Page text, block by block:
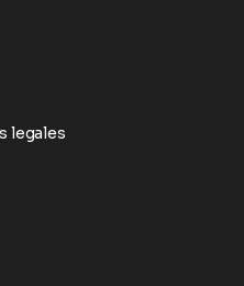
legales